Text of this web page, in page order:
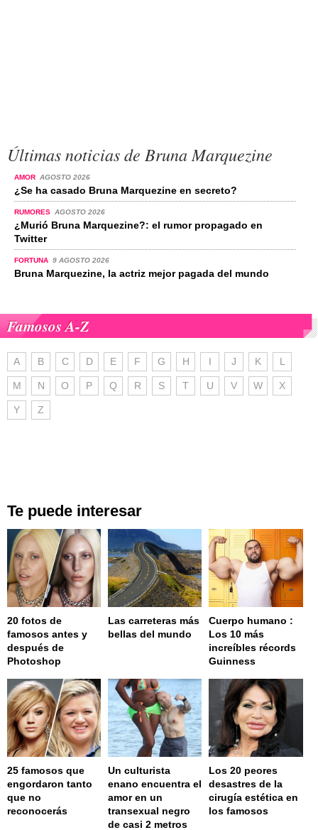
Últimas noticias de Bruna Marquezine
AMOR AGOSTO 2026
¿Se ha casado Bruna Marquezine en secreto?
RUMORES AGOSTO 2026
¿Murió Bruna Marquezine?: el rumor propagado en
Twitter
FORTUNA 9 AGOSTO 2026
Bruna Marquezine, la actriz mejor pagada del mundo
Famosos A-Z
A B C D E F G H I J K L
M N O P Q R S T U V W X
Y Z
Te puede interesar
20 fotos de
famosos antes y
después de
Photoshop
Las carreteras más
bellas del mundo
Cuerpo humano :
Los 10 más
increíbles récords
Guinness
25 famosos que
engordaron tanto
que no
reconocerás
Un culturista
enano encuentra el
amor en un
transexual negro
de casi 2 metros
Los 20 peores
desastres de la
cirugía estética en
los famosos